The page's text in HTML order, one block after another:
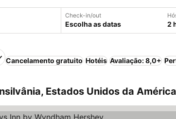
Check-in/out
Escolha as datas 2
Cancelamento gratuito Hotéis Avaliação: 8,0+
Estados Unidos da